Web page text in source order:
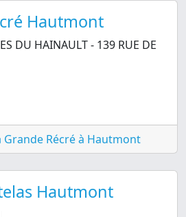
Hautmont
DU HAINAULT - 139 RUE DE
Grande Récré à Hautmont
Hautmont